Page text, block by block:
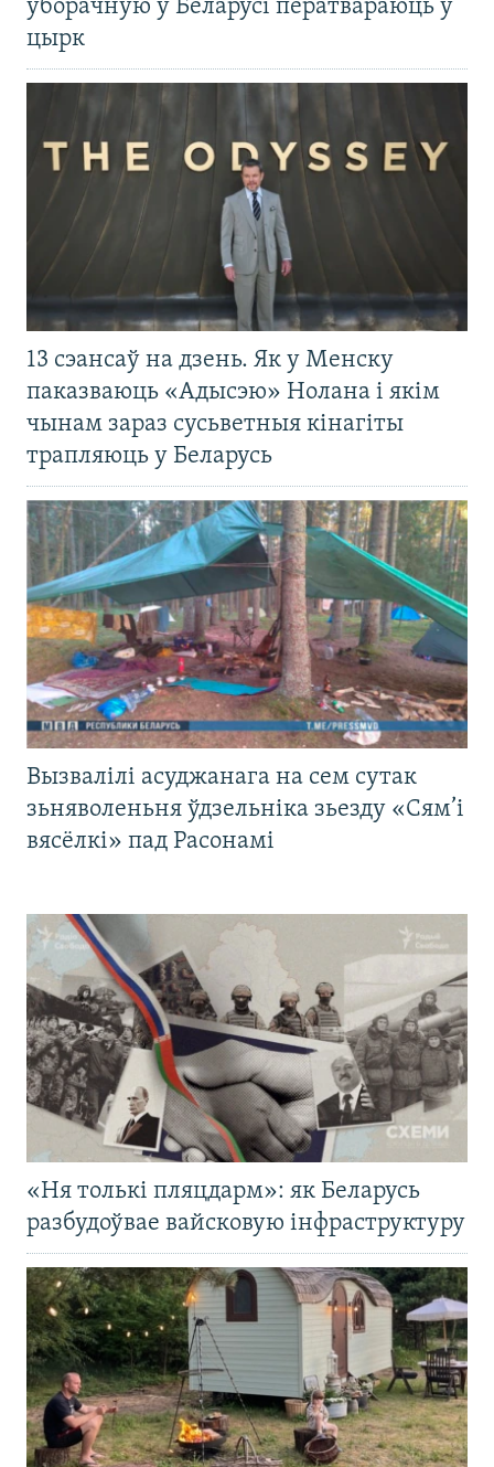
ўборачную ў Беларусі ператвараюць у
цырк
13 сэансаў на дзень. Як у Менску
паказваюць «Адысэю» Нолана і якім
чынам зараз сусьветныя кінагіты
трапляюць у Беларусь
Вызвалілі асуджанага на сем сутак
зьняволеньня ўдзельніка зьезду «Сям’і
вясёлкі» пад Расонамі
«Ня толькі пляцдарм»: як Беларусь
разбудоўвае вайсковую інфраструктуру